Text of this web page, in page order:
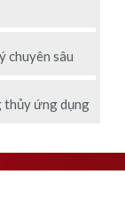
chuyên sâu
thủy ứng dụng